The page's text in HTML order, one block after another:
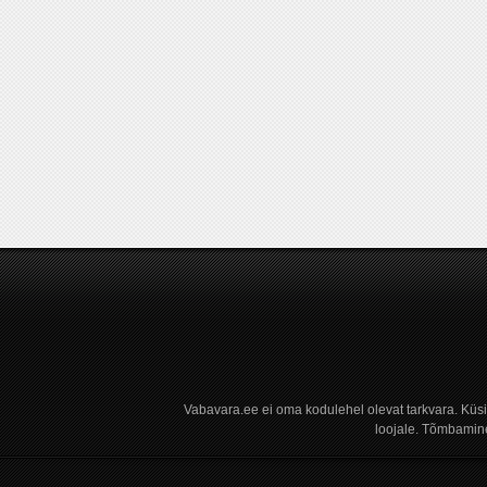
Vabavara.ee ei oma kodulehel olevat tarkvara.
loojale.